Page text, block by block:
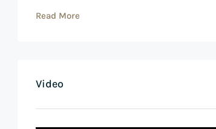
Read More
Video